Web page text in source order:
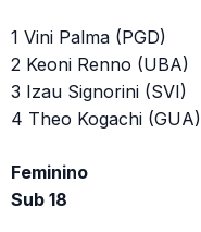
1 Vini Palma (PGD)
2 Keoni Renno (UBA)
3 Izau Signorini (SVI)
4 Theo Kogachi (GUA)
Feminino
Sub 18